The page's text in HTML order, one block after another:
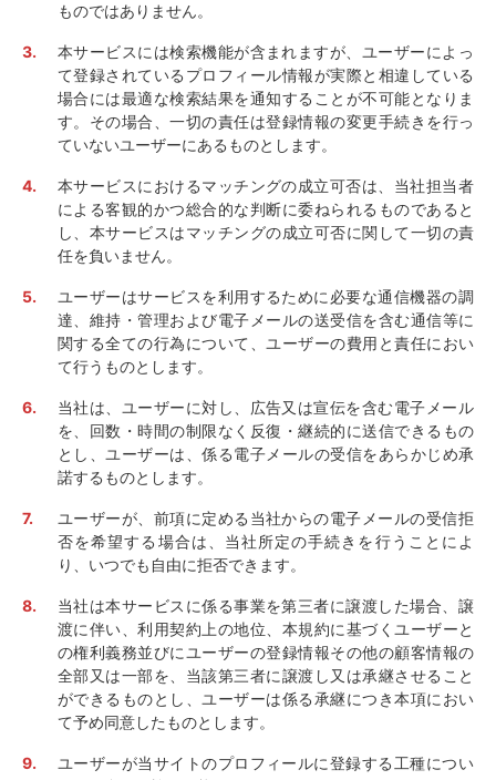
ものではありません。
本サービスには検索機能が含まれますが、ユーザーによっ
て登録されているプロフィール情報が実際と相違している
場合には最適な検索結果を通知することが不可能となりま
す。その場合、一切の責任は登録情報の変更手続きを行っ
ていないユーザーにあるものとします。
本サービスにおけるマッチングの成立可否は、当社担当者
による客観的かつ総合的な判断に委ねられるものであると
し、本サービスはマッチングの成立可否に関して一切の責
任を負いません。
ユーザーはサービスを利用するために必要な通信機器の調
達、維持・管理および電子メールの送受信を含む通信等に
関する全ての行為について、ユーザーの費用と責任におい
て行うものとします。
当社は、ユーザーに対し、広告又は宣伝を含む電子メール
を、回数・時間の制限なく反復・継続的に送信できるもの
とし、ユーザーは、係る電子メールの受信をあらかじめ承
諾するものとします。
ユーザーが、前項に定める当社からの電子メールの受信拒
否を希望する場合は、当社所定の手続きを行うことによ
り、いつでも自由に拒否できます。
当社は本サービスに係る事業を第三者に譲渡した場合、譲
渡に伴い、利用契約上の地位、本規約に基づくユーザーと
の権利義務並びにユーザーの登録情報その他の顧客情報の
全部又は一部を、当該第三者に譲渡し又は承継させること
ができるものとし、ユーザーは係る承継につき本項におい
て予め同意したものとします。
ユーザーが当サイトのプロフィールに登録する工種につい